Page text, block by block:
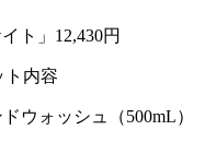
ト」12,430円
ト内容
ウォッシュ（500mL）